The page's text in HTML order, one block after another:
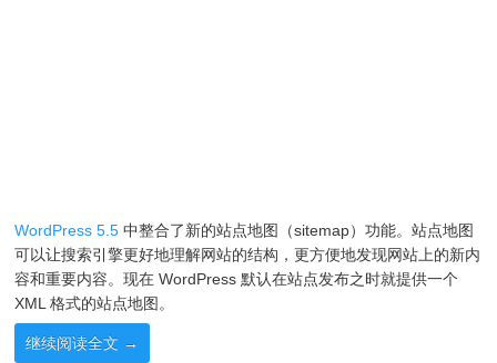
WordPress 5.5 中整合了新的站点地图（sitemap）功能。站点地图
可以让搜索引擎更好地理解网站的结构，更方便地发现网站上的新内
容和重要内容。现在 WordPress 默认在站点发布之时就提供一个
XML 格式的站点地图。
继续阅读全文 →